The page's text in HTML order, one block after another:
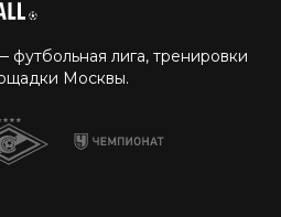
футбольная лига, тренировки
Москвы.